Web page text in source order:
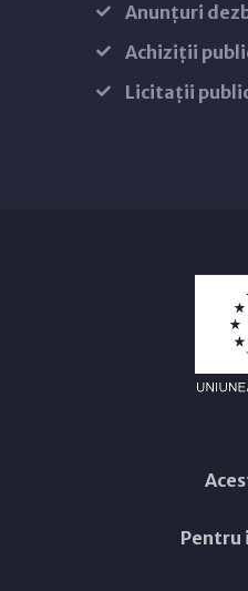
Anunțuri
Achiziții
Licitații
Pentru